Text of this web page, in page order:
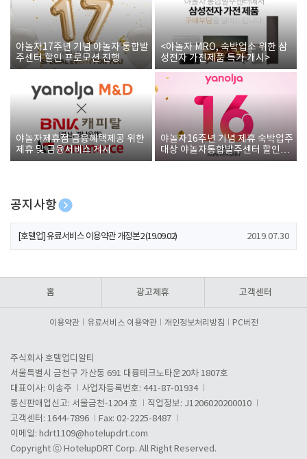
야놀자17주년 기념 야놀자 통합발
주센터 할인 프로모션 진행
<야놀자 MRO, 숙박업소 위한 삼
성전자 가전제품 특가 개시>
야놀자제휴점 금융혜택제공 위한
제휴 및 금융서비스 게시
야놀자16주년 기념 제휴 숙박업주
대상 야놀자통합발주센터 할인쿠
폰 증정
공지사항
[호텔업] 개인정보 처리방침 개정본1 (19.09.02)
[호텔업] 유료서비스 이용약관 개정본2 (19.09.02) 2019.07.30
홈 광고제휴 고객센터
이용약관 유료서비스 이용약관 개인정보처리방침 PC버전
주식회사 호텔업디알티
서울특별시 금천구 가산동 691 대륭테크노타운20차 1807호
대표이사: 이송주
사업자등록번호: 441-87-01934
통신판매업신고: 서울금천-1204 호
직업정보: J1206020200010
고객센터: 1644-7896
Fax: 02-2225-8487
이메일: hdrt1109@hotelupdrt.com
Copyright ⓒ HotelupDRT Corp. All Right Reserved.